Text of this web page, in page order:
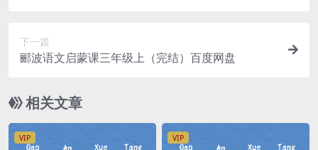
下一篇
郦波语文启蒙课三年级上（完结）百度网盘
相关文章
VIP VIP